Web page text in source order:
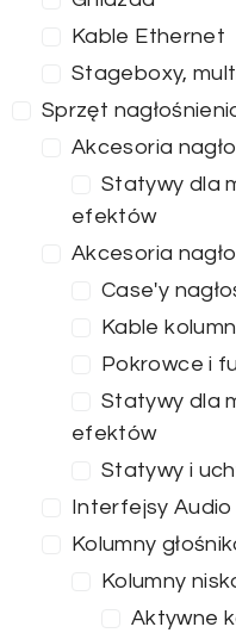
Kable Ethernet
Stageboxy,
Sprzęt
Akcesoria
Statywy dla
efektów
Akcesoria
Case'y
Kable
Pokrowce i
Statywy dla
efektów
Statywy i
Interfejsy Audio
Kolumny
Kolumny
Aktywne